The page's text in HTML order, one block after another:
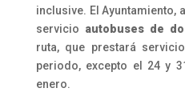
inclusive. El Ayuntamiento,
servicio autobuses de
ruta, que prestará
periodo, excepto el 24 y
enero.